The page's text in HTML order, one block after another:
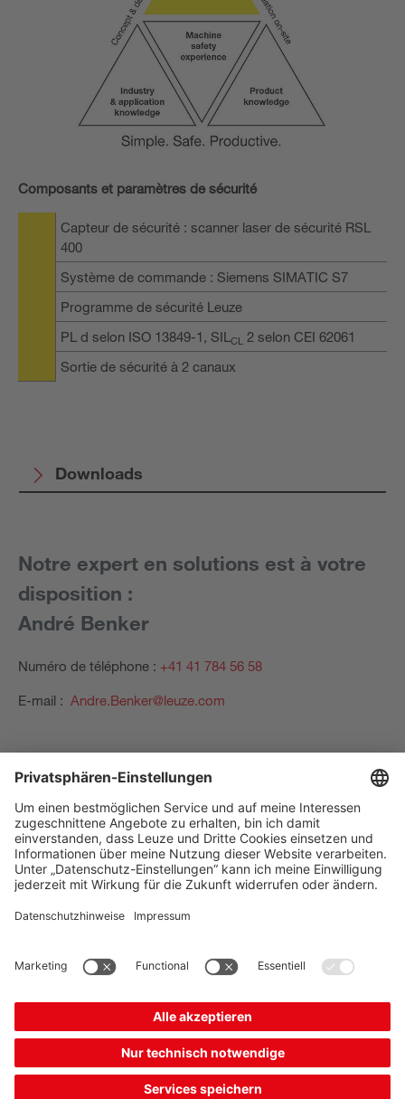
Composants et paramètres de sécurité
Capteur de sécurité : scanner laser de sécurité RSL
400
Système de commande : Siemens SIMATIC S7
Programme de sécurité Leuze
PL d selon ISO 13849-1, SIL CL 2 selon CEI 62061
Sortie de sécurité à 2 canaux
Downloads
Notre expert en solutions est à votre
disposition :
André Benker
Numéro de téléphone : +41 41 784 56 58
E-mail : Andre.Benker@leuze.com
The Sensor People
Quick links
Lettre d'information
Suivez-nous
* Sauf indication contraire,
tous les prix s’entendent
Protection des données
Paramètres des cookies